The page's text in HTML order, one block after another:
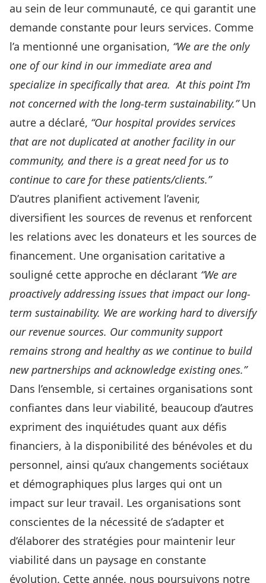
au sein de leur communauté, ce qui garantit une
demande constante pour leurs services. Comme
l’a mentionné une organisation, “We are the only
one of our kind in our immediate area and
specialize in specifically that area. At this point I’m
not concerned with the long-term sustainability.”Un
autre a déclaré, “Our hospital provides services
that are not duplicated at another facility in our
community, and there is a great need for us to
continue to care for these patients/clients.”
D’autres planifient activement l’avenir,
diversifient les sources de revenus et renforcent
les relations avec les donateurs et les sources de
financement. Une organisation caritative a
souligné cette approche en déclarant “We are
proactively addressing issues that impact our long-
term sustainability. We are working hard to diversify
our revenue sources. Our community support
remains strong and healthy as we continue to build
new partnerships and acknowledge existing ones.”
Dans l’ensemble, si certaines organisations sont
confiantes dans leur viabilité, beaucoup d’autres
expriment des inquiétudes quant aux défis
financiers, à la disponibilité des bénévoles et du
personnel, ainsi qu’aux changements sociétaux
et démographiques plus larges qui ont un
impact sur leur travail. Les organisations sont
conscientes de la nécessité de s’adapter et
d’élaborer des stratégies pour maintenir leur
viabilité dans un paysage en constante
évolution. Cette année, nous poursuivons notre